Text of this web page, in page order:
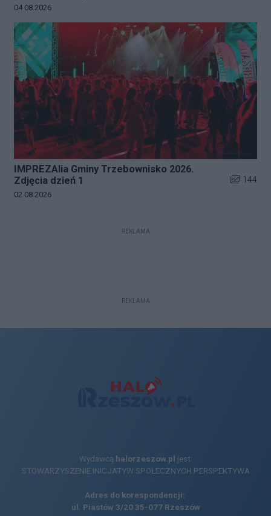
Data dodania galerii:
04.08.2026
IMPREZAlia Gminy Trzebownisko 2026.
Zdjęcia dzień 1
Liczba
144
Data dodania galerii:
02.08.2026
REKLAMA
REKLAMA
Wydawcą halorzeszow.pl jest:
STOWARZYSZENIE INICJATYW SPOŁECZNYCH PERSPEKTYWA
Adres do korespondencji:
ul. Piastów 3/20 35-077 Rzeszów